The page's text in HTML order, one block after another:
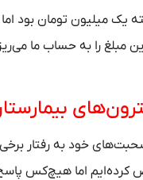
مبلغ را به حساب ما
خود به رفتار برخی
کرده‌ایم اما هیچ‌کس